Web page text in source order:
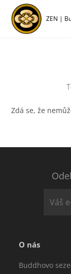
Přejít
obsahu
ZEN |
Zdá se, že
O nás
Buddhovo